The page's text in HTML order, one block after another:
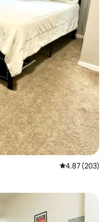
5 ರಲ್ಲಿ 4.87
4.87 (203)